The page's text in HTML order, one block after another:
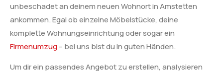
unbeschadet an deinem neuen Wohnort in Amstetten
ankommen. Egal ob einzelne Möbelstücke, deine
komplette Wohnungseinrichtung oder sogar ein
Firmenumzug– bei uns bist du in guten Händen.
Um dir ein passendes Angebot zu erstellen, analysieren